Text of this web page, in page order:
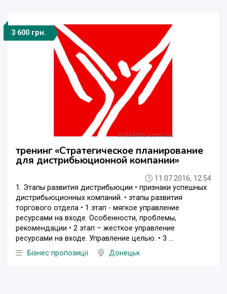
3 600 грн.
тренинг «Стратегическое планирование
для дистрибьюционной компании»
11.07.2016, 12:54
1. Этапы развития дистрибьюции • признаки успешных
дистрибьюционных компаний. • этапы развития
торгового отдела • 1 этап - мягкое управление
ресурсами на входе. Особенности, проблемы,
рекомендации • 2 этап – жесткое управление
ресурсами на входе. Управление целью. • 3 ...
Бізнес пропозиції
Донецьк